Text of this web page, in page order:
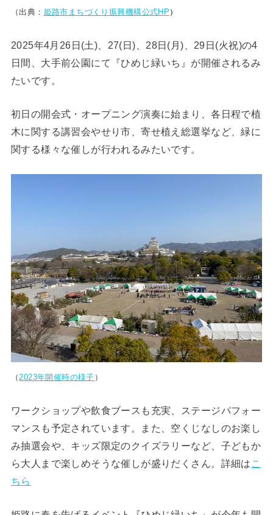
（出典： 姫路市まちづくり振興機構公式HP ）
2025年4月26日(土)、27(日)、28日(月)、29日(火祝)の4
日間、大手前公園にて『ひめじ緑いち』が開催されるみ
たいです。
初日の開会式・オープニング演奏に始まり、各日程で植
木に関する講習会やせり市、寄せ植え総選挙など、緑に
関する様々な催しが行われるみたいです。
（2023年開催時の様子 ）
ワークショップや飲食ブースも充実、ステージパフォー
マンスも予定されています。また、空くじなしのお楽し
み抽選会や、キッズ限定のクイズラリーなど、子どもか
ら大人まで楽しめそうな催しが盛りだくさん。詳細は こ
ちら